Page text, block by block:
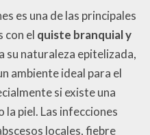
es una de las principales
con el quiste branquial y
su naturaleza epitelizada,
ambiente ideal para el
si existe una
la piel. Las infecciones
locales, fiebre